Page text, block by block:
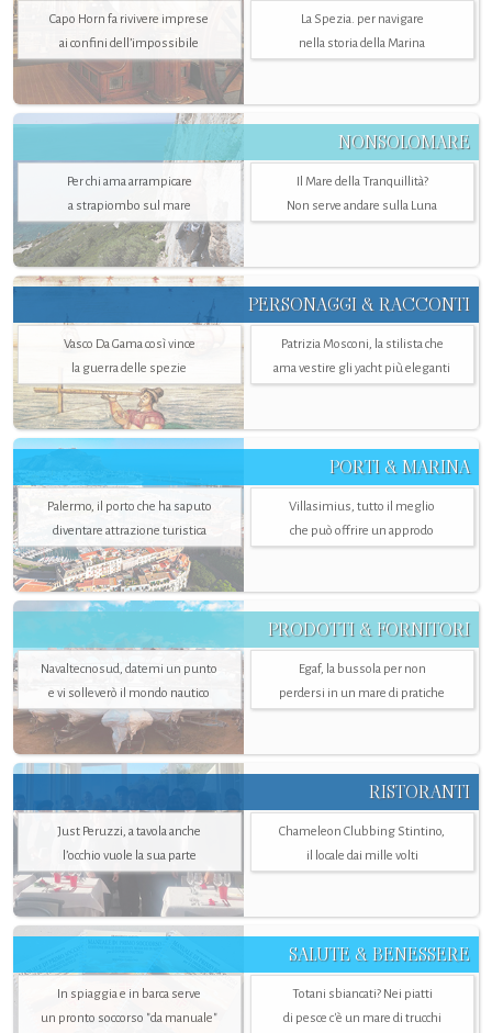
Capo Horn fa rivivere imprese
ai confini dell’impossibile
La Spezia. per navigare
nella storia della Marina
NONSOLOMARE
Per chi ama arrampicare
a strapiombo sul mare
Il Mare della Tranquillità?
Non serve andare sulla Luna
PERSONAGGI & RACCONTI
Vasco Da Gama così vince
la guerra delle spezie
Patrizia Mosconi, la stilista che
ama vestire gli yacht più eleganti
PORTI & MARINA
Palermo, il porto che ha saputo
diventare attrazione turistica
Villasimius, tutto il meglio
che può offrire un approdo
PRODOTTI & FORNITORI
Navaltecnosud, datemi un punto
e vi solleverò il mondo nautico
Egaf, la bussola per non
perdersi in un mare di pratiche
RISTORANTI
Just Peruzzi, a tavola anche
l’occhio vuole la sua parte
Chameleon Clubbing Stintino,
il locale dai mille volti
SALUTE & BENESSERE
In spiaggia e in barca serve
un pronto soccorso "da manuale"
Totani sbiancati? Nei piatti
di pesce c'è un mare di trucchi